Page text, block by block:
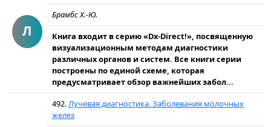
Л
Брамбс Х.-Ю.
Книга входит в серию «Dx-Direct!», посвященную
визуализационным методам диагностики
различных органов и систем. Все книги серии
построены по единой схеме, которая
предусматривает обзор важнейших забол...
492.Лучевая диагностика. Заболевания молочных
желез